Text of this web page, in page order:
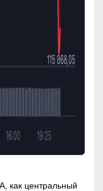
как центральный